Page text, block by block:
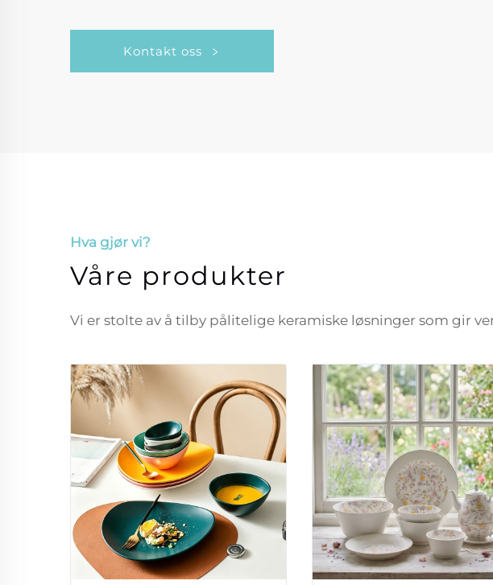
Kontakt oss
Hva gjør vi?
Våre produkter
Vi er stolte av å tilby pålitelige keramiske løsninger som gir